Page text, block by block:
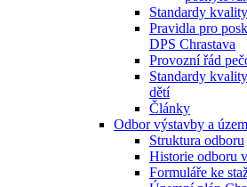
Standardy
Pravidla pro
DPS Chrastava
Provozní řád
Standardy
dětí
Články
Odbor výstavby a
Struktura odboru
Historie odboru
Formuláře ke